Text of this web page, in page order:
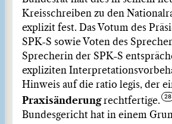
Kreisschreiben zu den
explizit fest. Das Votum des
SPK-S sowie Voten des
Sprecherin der SPK-S
expliziten
Hinweis auf die ratio legis, der
Praxisänderungrechtfertige.
Bundesgericht hat in einem